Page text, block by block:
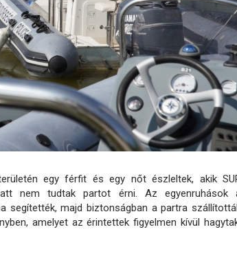
egy férfit és egy nőt észleltek, akik
nem tudtak partot érni. Az egyenruhások
segítették, majd biztonságban a partra
amelyet az érintettek figyelmen kívül